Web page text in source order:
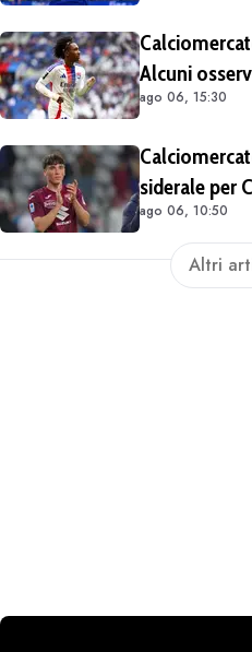
Alcuni
match di
ago 06, 15:30
siderale per
ago 06, 10:50
Altri